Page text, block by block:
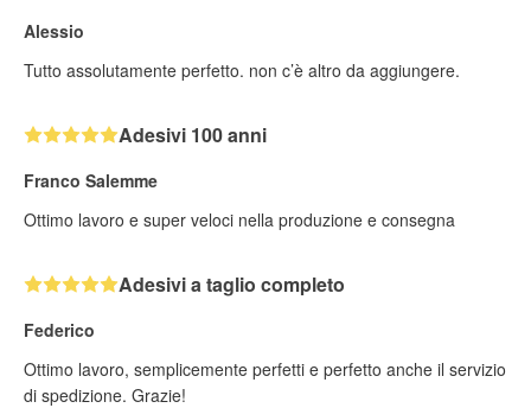
Alessio
Tutto assolutamente perfetto. non c’è altro da aggiungere.
Adesivi 100 anni
Franco Salemme
Ottimo lavoro e super veloci nella produzione e consegna
Adesivi a taglio completo
Federico
Ottimo lavoro, semplicemente perfetti e perfetto anche il servizio
di spedizione. Grazie!